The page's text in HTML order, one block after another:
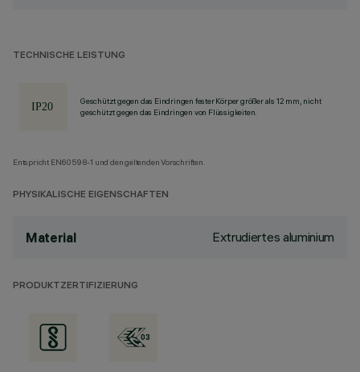
TECHNISCHE LEISTUNG
Geschützt gegen das Eindringen fester Körper größer als 12 mm, nicht
geschützt gegen das Eindringen von Flüssigkeiten.
Entspricht EN60598-1 und den geltenden Vorschriften.
PHYSIKALISCHE EIGENSCHAFTEN
Material Extrudiertes aluminium
PRODUKTZERTIFIZIERUNG